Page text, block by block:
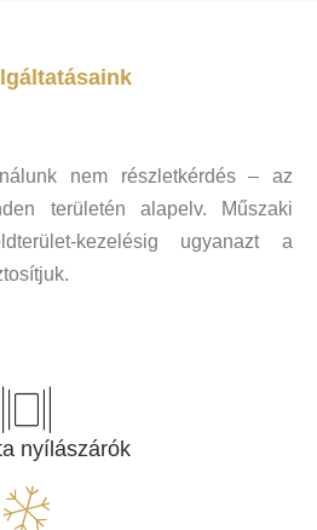
nem részletkérdés – az
területén alapelv. Műszaki
kezelésig ugyanazt a
nyílászárók